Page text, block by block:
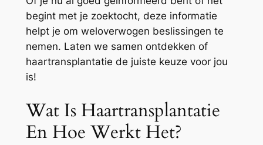
begint met je zoektocht, deze informatie
helpt je om weloverwogen beslissingen te
nemen. Laten we samen ontdekken of
haartransplantatie de juiste keuze voor jou
is!
Wat Is Haartransplantatie
En Hoe Werkt Het?